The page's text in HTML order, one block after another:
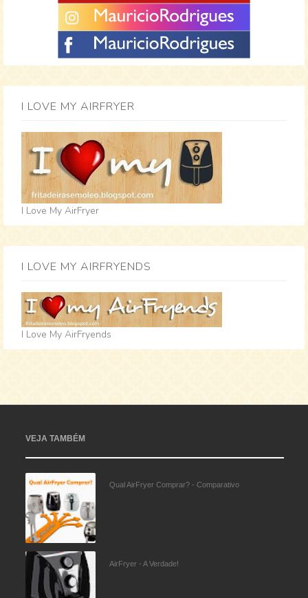
I LOVE MY AIRFRYER
I Love My AirFryer
I LOVE MY AIRFRYENDS
I Love My AirFryends
VEJA TAMBÉM
Qual AirFryer Comprar? - Comparativo
AirFryer - A Verdade!